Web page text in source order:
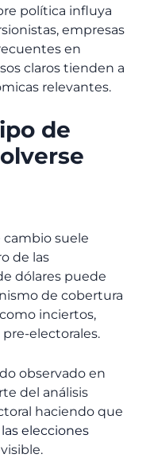
política influya
empresas
en
claros tienden a
relevantes.
de
suele
de las
dólares puede
de cobertura
inciertos,
electorales.
observado en
del análisis
haciendo que
elecciones